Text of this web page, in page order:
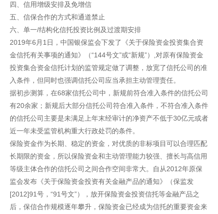
四、信用增级安排及免增信
五、信保合作的方式和通道禁止
六、单一/结构化信托投资比例及过渡期安排
2019年6月1日，中国银保监会下发了《关于保险资金投资集合资
金信托有关事项的通知》（“144号文”或“新规”）,对原有保险资金
投资集合资金信托计划的监管规定做了调整，放宽了信托公司的准
入条件，但同时也强调信托公司应当承担主动管理责任。
据初步测算，在68家信托公司中，新规前符合准入条件的信托公司
有20余家；新规后大部分信托公司符合准入条件，不符合准入条件
的信托公司主要是未满足上年末经审计的净资产不低于30亿元或者
近一年未受监管机构重大行政处罚的条件。
保险资金作为长期、稳定的资金，对优质的非标项目可以合理匹配
长期限的资金，所以保险资金和主动管理能力较强、擅长与高信用
等级主体合作的信托公司之间合作空间非常大。自从2012年原保
监会发布《关于保险资金投资有关金融产品的通知》（保监发
[2012]91号，“91号文”），放开保险资金投资信托等金融产品之
后，保信合作规模逐年攀升，保险资金已经成为信托的重要资金来